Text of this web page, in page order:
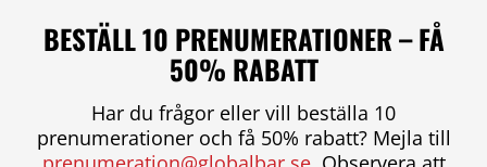
BESTÄLL 10 PRENUMERATIONER – FÅ
50% RABATT
Har du frågor eller vill beställa 10
prenumerationer och få 50% rabatt? Mejla till